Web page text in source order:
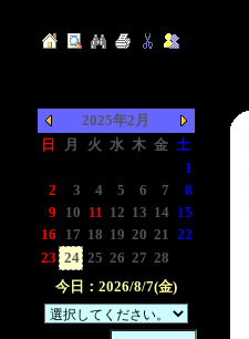
2025年2月
日
月 火 水 木 金 土
1
2
3 4 5 6 7
8
9
10 11 12 13 14 15
16
17 18 19 20 21 22
23 24 25 26 27 28
今日：2026/8/7(金)